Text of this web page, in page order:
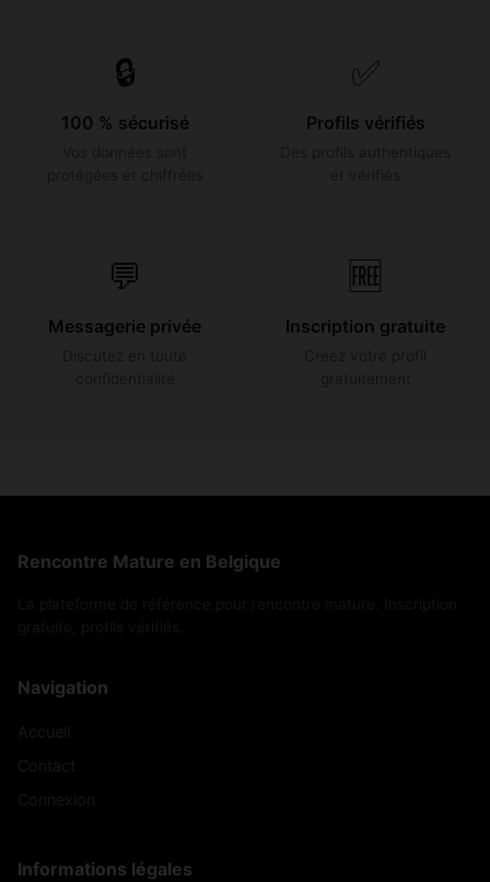
🔒
100 % sécurisé
✅
Profils vérifiés
💬
Messagerie privée
🆓
Inscription gratuite
Rencontre Mature en Belgique
Navigation
Informations légales